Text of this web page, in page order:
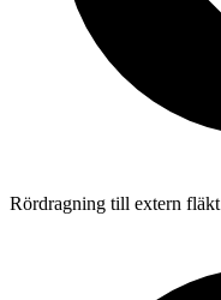
Rördragning till extern fläkt